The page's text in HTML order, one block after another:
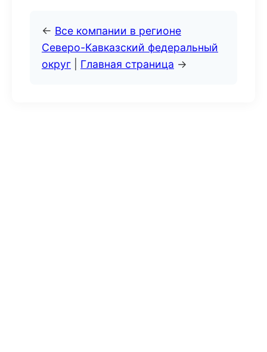
← Все компании в регионе
Северо-Кавказский федеральный
округ
Главная страница →